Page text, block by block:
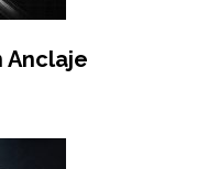
Anclaje